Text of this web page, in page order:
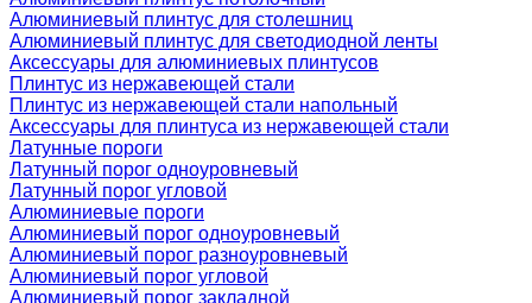
Алюминиевый плинтус для столешниц
Алюминиевый плинтус для светодиодной ленты
Аксессуары для алюминиевых плинтусов
Плинтус из нержавеющей стали
Плинтус из нержавеющей стали напольный
Аксессуары для плинтуса из нержавеющей стали
Латунные пороги
Латунный порог одноуровневый
Латунный порог угловой
Алюминиевые пороги
Алюминиевый порог одноуровневый
Алюминиевый порог разноуровневый
Алюминиевый порог угловой
Алюминиевый порог закладной